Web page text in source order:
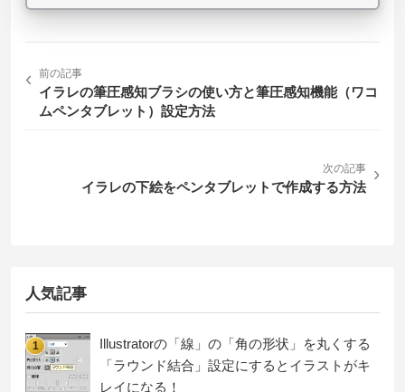
‹ 前の記事
イラレの筆圧感知ブラシの使い方と筆圧感知機能（ワコ
ムペンタブレット）設定方法
次の記事
イラレの下絵をペンタブレットで作成する方法
›
人気記事
1
Illustratorの「線」の「角の形状」を丸くする
「ラウンド結合」設定にするとイラストがキ
レイになる！